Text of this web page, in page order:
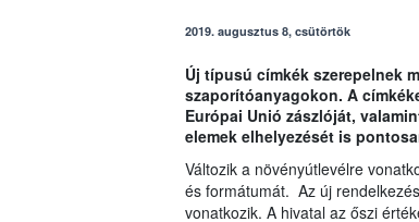
2019. augusztus 8, csütörtök
Új típusú címkék szerepelnek
szaporítóanyagokon. A
Európai Unió zászlóját,
elemek elhelyezését is
Változik a növényútlevélre
és formátumát. Az új
vonatkozik. A hivatal az őszi